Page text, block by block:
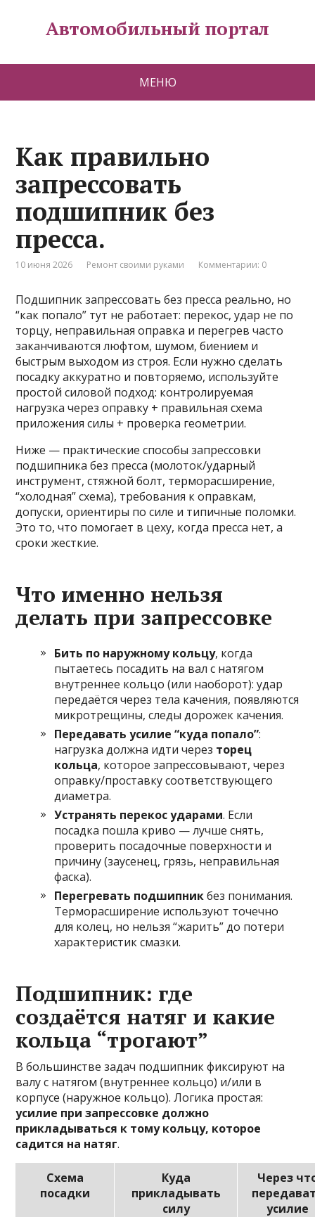
Автомобильный портал
МЕНЮ
Как правильно
запрессовать
подшипник без
пресса.
10 июня 2026 Ремонт своими руками Комментарии: 0
Подшипник запрессовать без пресса реально, но
“как попало” тут не работает: перекос, удар не по
торцу, неправильная оправка и перегрев часто
заканчиваются люфтом, шумом, биением и
быстрым выходом из строя. Если нужно сделать
посадку аккуратно и повторяемо, используйте
простой силовой подход: контролируемая
нагрузка через оправку + правильная схема
приложения силы + проверка геометрии.
Ниже — практические способы запрессовки
подшипника без пресса (молоток/ударный
инструмент, стяжной болт, терморасширение,
“холодная” схема), требования к оправкам,
допуски, ориентиры по силе и типичные поломки.
Это то, что помогает в цеху, когда пресса нет, а
сроки жесткие.
Что именно нельзя
делать при запрессовке
Бить по наружному кольцу, когда
пытаетесь посадить на вал с натягом
внутреннее кольцо (или наоборот): удар
передаётся через тела качения, появляются
микротрещины, следы дорожек качения.
Передавать усилие “куда попало”:
нагрузка должна идти через торец
кольца, которое запрессовывают, через
оправку/проставку соответствующего
диаметра.
Устранять перекос ударами. Если
посадка пошла криво — лучше снять,
проверить посадочные поверхности и
причину (заусенец, грязь, неправильная
фаска).
Перегревать подшипникбез понимания.
Терморасширение используют точечно
для колец, но нельзя “жарить” до потери
характеристик смазки.
Подшипник: где
создаётся натяг и какие
кольца “трогают”
В большинстве задач подшипник фиксируют на
валу с натягом (внутреннее кольцо) и/или в
корпусе (наружное кольцо). Логика простая:
усилие при запрессовке должно
прикладываться к тому кольцу, которое
садится на натяг.
Схема
посадки
Куда
прикладывать
силу
Через
усилие